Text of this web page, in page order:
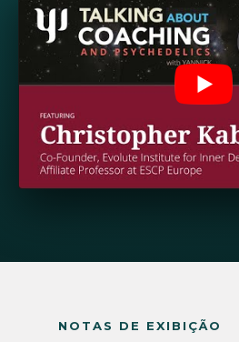
NOTAS DE EXIBIÇÃO